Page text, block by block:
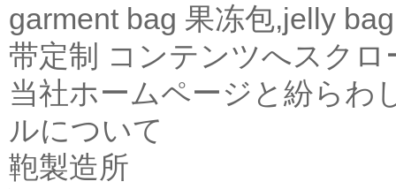
garment bag 果冻包,jelly bag
带定制
コンテンツへスクロ
当社ホームページと紛らわ
ルについて
鞄製造所